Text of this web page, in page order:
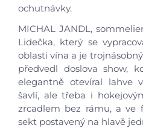
Video a audio
Virtuální
Kontakty
ochutnávky.
MICHAL JANDL,
Lidečka, který se
oblasti vína a je
předvedl doslova show,
elegantně otevíral lahve
šavlí, ale třeba i
zrcadlem bez rámu, a ve
sekt postavený na hlavě